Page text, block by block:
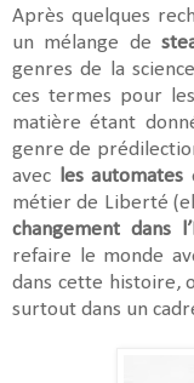
Après quelques
un mélange de
genres de la
ces termes pour
matière étant
genre de
avec
les automates
métier de Liberté
changement dans
refaire le monde
dans cette histoire,
surtout dans un